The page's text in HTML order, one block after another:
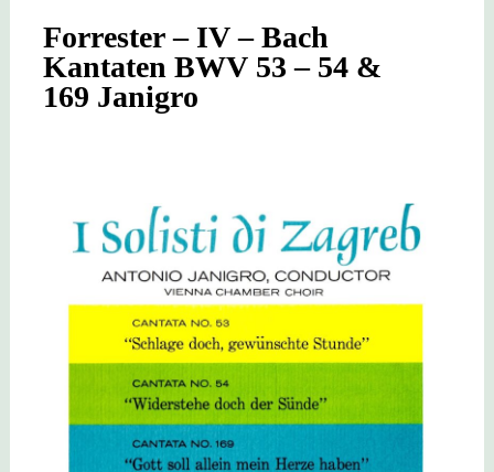
Forrester – IV – Bach
Kantaten BWV 53 – 54 &
169 Janigro